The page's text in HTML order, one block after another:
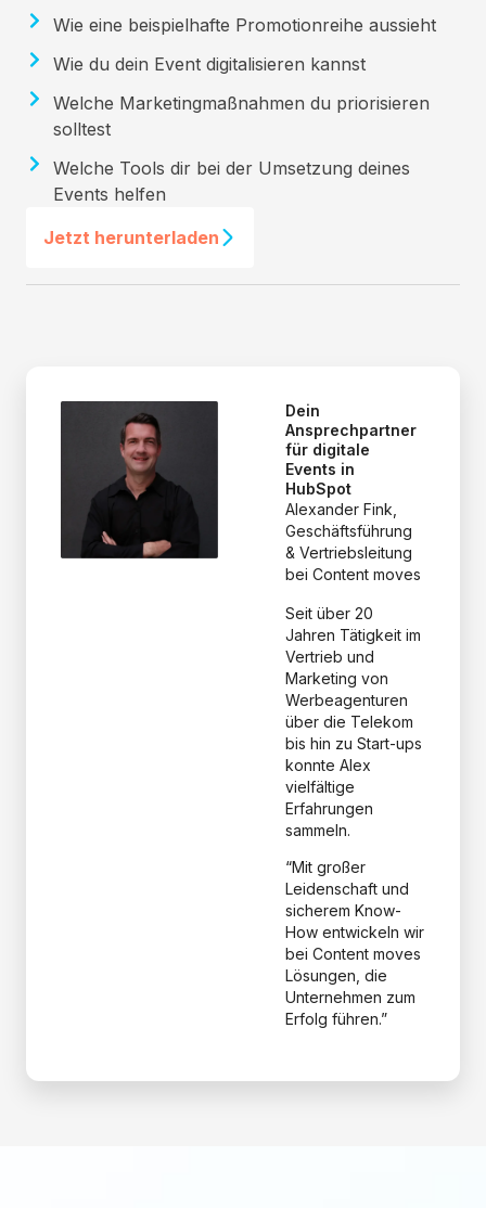
Wie eine beispielhafte Promotionreihe aussieht
Wie du dein Event digitalisieren kannst
Welche Marketingmaßnahmen du priorisieren
solltest
Welche Tools dir bei der Umsetzung deines
Events helfen
Jetzt herunterladen
Dein
Ansprechpartner
für digitale
Events in
HubSpot
Alexander Fink,
Geschäftsführung
& Vertriebsleitung
bei Content moves
Seit über 20
Jahren Tätigkeit im
Vertrieb und
Marketing von
Werbeagenturen
über die Telekom
bis hin zu Start-ups
konnte Alex
vielfältige
Erfahrungen
sammeln.
“Mit großer
Leidenschaft und
sicherem Know-
How entwickeln wir
bei Content moves
Lösungen, die
Unternehmen zum
Erfolg führen.”